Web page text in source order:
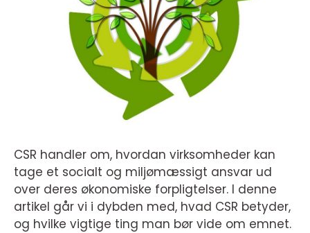
CSR handler om, hvordan virksomheder kan
tage et socialt og miljømæssigt ansvar ud
over deres økonomiske forpligtelser. I denne
artikel går vi i dybden med, hvad CSR betyder,
og hvilke vigtige ting man bør vide om emnet.